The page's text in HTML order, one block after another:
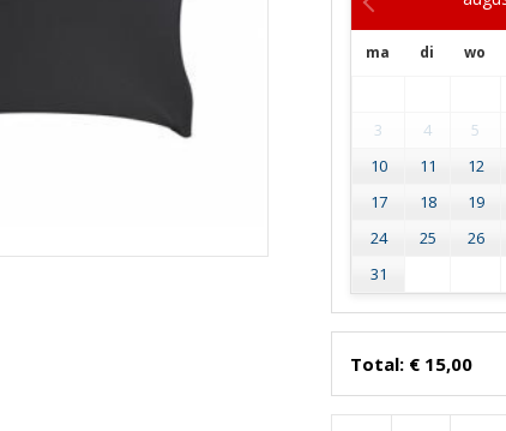
ma di wo
3
4 5
10
11 12
17
18 19
24
25 26
31
Total: € 15,00